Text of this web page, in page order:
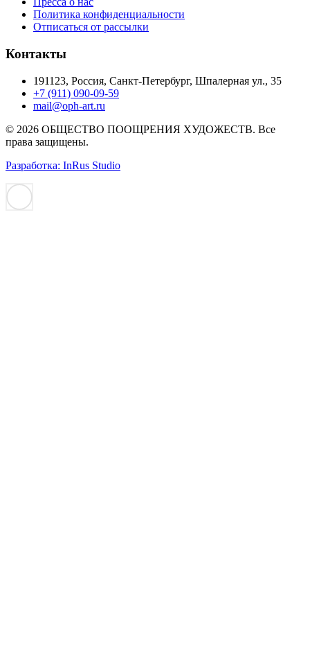
Политика конфиденциальности
Отписаться от рассылки
Контакты
191123, Россия, Санкт-Петербург, Шпалерная ул., 35
+7 (911) 090-09-59
mail@oph-art.ru
© 2026 ОБЩЕСТВО ПООЩРЕНИЯ ХУДОЖЕСТВ. Все
права защищены.
Разработка: InRus Studio